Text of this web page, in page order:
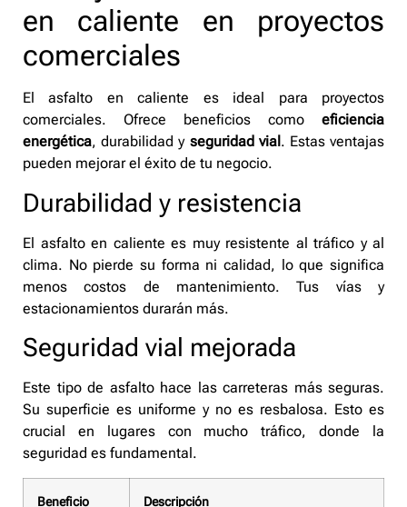
en caliente en proyectos
comerciales
El asfalto en caliente es ideal para proyectos
comerciales. Ofrece beneficios como eficiencia
energética, durabilidad y seguridad vial . Estas ventajas
pueden mejorar el éxito de tu negocio.
Durabilidad y resistencia
El asfalto en caliente es muy resistente al tráfico y al
clima. No pierde su forma ni calidad, lo que significa
menos costos de mantenimiento. Tus vías y
estacionamientos durarán más.
Seguridad vial mejorada
Este tipo de asfalto hace las carreteras más seguras.
Su superficie es uniforme y no es resbalosa. Esto es
crucial en lugares con mucho tráfico, donde la
seguridad es fundamental.
Beneficio Descripción